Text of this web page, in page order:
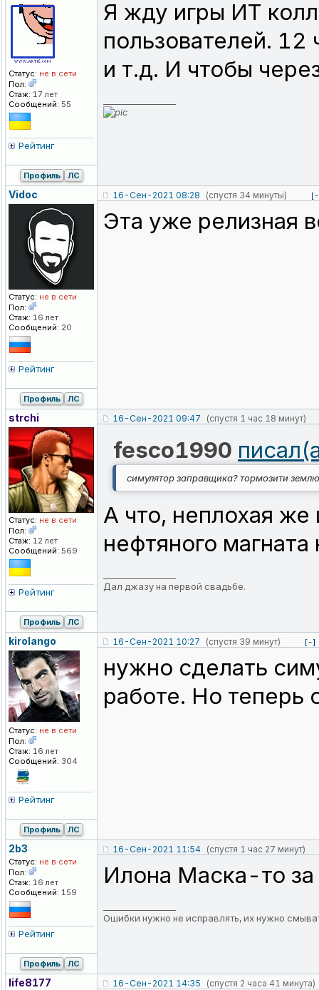
Статус: не в сети
Пол:
Стаж: 17 лет
Сообщений: 55
Рейтинг
Я жду игры ИТ
пользователей. 12
и т.д. И чтобы
Профиль ЛС
Vidoc
Статус: не в сети
Пол:
Стаж: 16 лет
Сообщений: 20
Рейтинг
16-Сен-2021 08:28 (спустя 34 минуты)
Эта уже релизная
Профиль ЛС
strchi
Статус: не в сети
Пол:
Стаж: 12 лет
Сообщений: 569
Рейтинг
16-Сен-2021 09:47 (спустя 1 час 18 минут)
fesco1990
симулятор заправщика? тормозити
А что, неплохая
нефтяного
Дал джазу на первой свадьбе.
Профиль ЛС
kirolango
Статус: не в сети
Пол:
Стаж: 16 лет
Сообщений: 304
Рейтинг
16-Сен-2021 10:27 (спустя 39 минут) [-]
нужно сделать
работе. Но теперь
Профиль ЛС
2b3
Статус: не в сети
Пол:
Стаж: 16 лет
Сообщений: 159
Рейтинг
16-Сен-2021 11:54 (спустя 1 час 27 минут)
Илона Маска-то за
Ошибки нужно не исправлять, их нужно
Профиль ЛС
life8177 16-Сен-2021 14:35 (спустя 2 часа 41 минута)